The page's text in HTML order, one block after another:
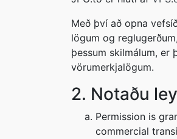
Með því að opna
lögum og
þessum skilmálum, er
vörumerkjalögum.
2. Notaðu
Permission is
commercial